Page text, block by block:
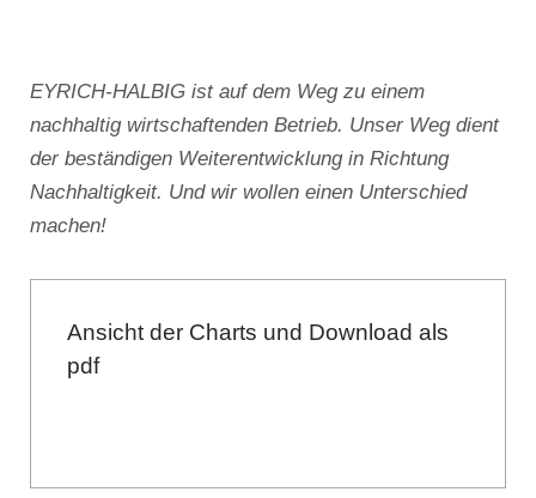
EYRICH-HALBIG ist auf dem Weg zu einem
nachhaltig wirtschaftenden Betrieb. Unser Weg dient
der beständigen Weiterentwicklung in Richtung
Nachhaltigkeit. Und wir wollen einen Unterschied
machen!
Ansicht der Charts und Download als
pdf